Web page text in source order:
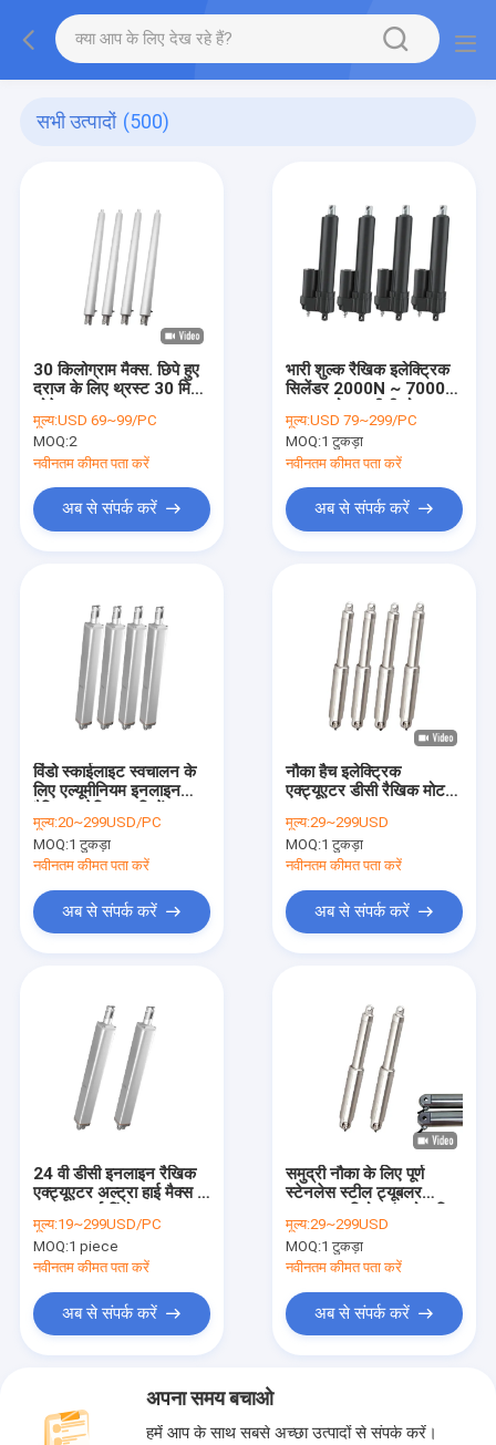
सभी उत्पादों (500)
30 किलोग्राम मैक्स. छिपे हुए
दराज के लिए थ्रस्ट 30 मिमी
मूल्य:USD 69~99/PC
MOQ:2
नवीनतम कीमत पता करें
अब से संपर्क करें
भारी शुल्क रैखिक इलेक्ट्रिक
सिलेंडर 2000N ~ 7000N
मूल्य:USD 79~299/PC
MOQ:1 टुकड़ा
नवीनतम कीमत पता करें
अब से संपर्क करें
विंडो स्काईलाइट स्वचालन के
लिए एल्यूमीनियम इनलाइन
3000N 12VDC
मूल्य:20~299USD/PC
MOQ:1 टुकड़ा
नवीनतम कीमत पता करें
अब से संपर्क करें
नौका हैच इलेक्ट्रिक
एक्ट्यूएटर डीसी रैखिक मोटर
3mm/s IP66
मूल्य:29~299USD
MOQ:1 टुकड़ा
नवीनतम कीमत पता करें
अब से संपर्क करें
24 वी डीसी इनलाइन रैखिक
एक्ट्यूएटर अल्ट्रा हाई मैक्स के
स्काईलाइट्स के लिए गति
मूल्य:19~299USD/PC
MOQ:1 piece
नवीनतम कीमत पता करें
अब से संपर्क करें
समुद्री नौका के लिए पूर्ण
स्टेनलेस स्टील ट्यूबलर
मूल्य:29~299USD
MOQ:1 टुकड़ा
नवीनतम कीमत पता करें
अब से संपर्क करें
अपना समय बचाओ
हमें आप के साथ सबसे अच्छा उत्पादों से संपर्क करें।